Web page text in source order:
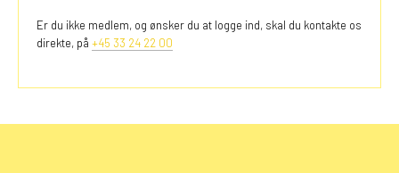
Er du ikke medlem, og ønsker du at logge ind, skal du kontakte os
direkte, på +45 33 24 22 00